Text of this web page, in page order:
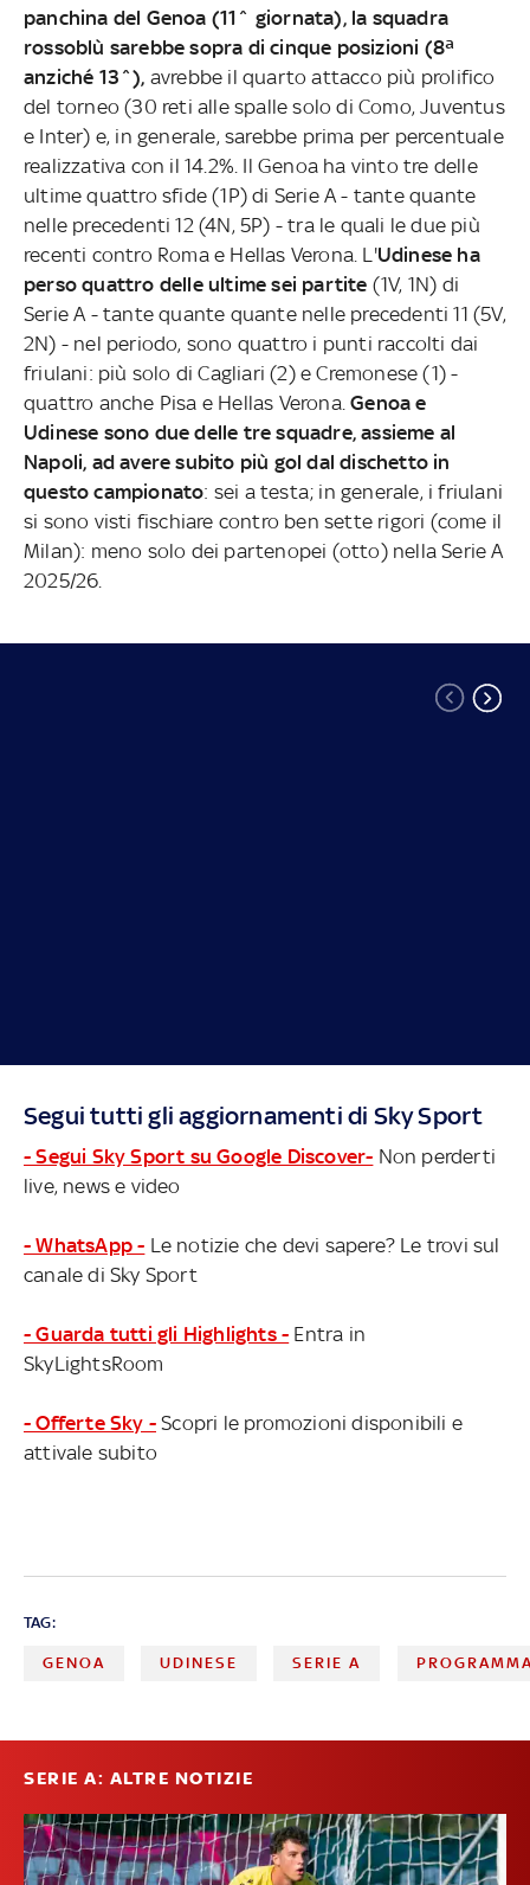
panchina del Genoa (11^ giornata), la squadra
rossoblù sarebbe sopra di cinque posizioni (8ª
anziché 13^), avrebbe il quarto attacco più prolifico
del torneo (30 reti alle spalle solo di Como, Juventus
e Inter) e, in generale, sarebbe prima per percentuale
realizzativa con il 14.2%. Il Genoa ha vinto tre delle
ultime quattro sfide (1P) di Serie A - tante quante
nelle precedenti 12 (4N, 5P) - tra le quali le due più
recenti contro Roma e Hellas Verona. L'Udinese ha
perso quattro delle ultime sei partite (1V, 1N) di
Serie A - tante quante quante nelle precedenti 11 (5V,
2N) - nel periodo, sono quattro i punti raccolti dai
friulani: più solo di Cagliari (2) e Cremonese (1) -
quattro anche Pisa e Hellas Verona.Genoa e
Udinese sono due delle tre squadre, assieme al
Napoli, ad avere subito più gol dal dischetto in
questo campionato: sei a testa; in generale, i friulani
si sono visti fischiare contro ben sette rigori (come il
Milan): meno solo dei partenopei (otto) nella Serie A
2025/26.
Segui tutti gli aggiornamenti di Sky Sport
- Segui Sky Sport su Google Discover- Non perderti
live, news e video
- WhatsApp - Le notizie che devi sapere? Le trovi sul
canale di Sky Sport
- Guarda tutti gli Highlights - Entra in
SkyLightsRoom
- Offerte Sky - Scopri le promozioni disponibili e
attivale subito
TAG:
GENOA UDINESE SERIE A
SERIE A: ALTRE NOTIZIE